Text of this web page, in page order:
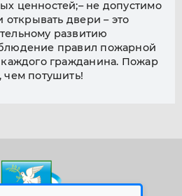
ценностей;– не допустимо
открывать двери – это
развитию
правил пожарной
каждого гражданина. Пожар
чем потушить!